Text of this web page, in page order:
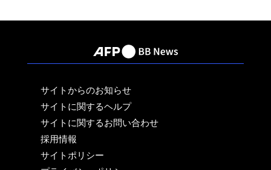
サイトからのお知らせ
サイトに関するヘルプ
サイトに関するお問い合わせ
採用情報
サイトポリシー